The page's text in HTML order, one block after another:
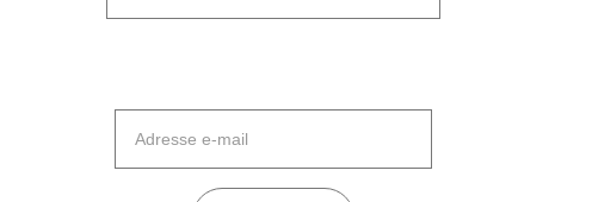
mail